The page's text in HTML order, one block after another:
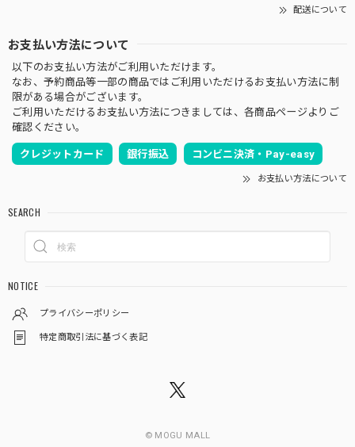
配送について
お支払い方法について
以下のお支払い方法がご利用いただけます。
なお、予約商品等一部の商品ではご利用いただけるお支払い方法に制
限がある場合がございます。
ご利用いただけるお支払い方法につきましては、各商品ページよりご
確認ください。
クレジットカード 銀行振込 コンビニ決済・Pay-easy
お支払い方法について
SEARCH
NOTICE
プライバシーポリシー
特定商取引法に基づく表記
© MOGU MALL